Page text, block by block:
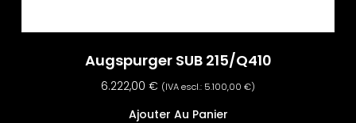
Augspurger SUB 215/Q410
6.222,00 € (IVA escl.: 5.100,00 €)
Ajouter Au Panier